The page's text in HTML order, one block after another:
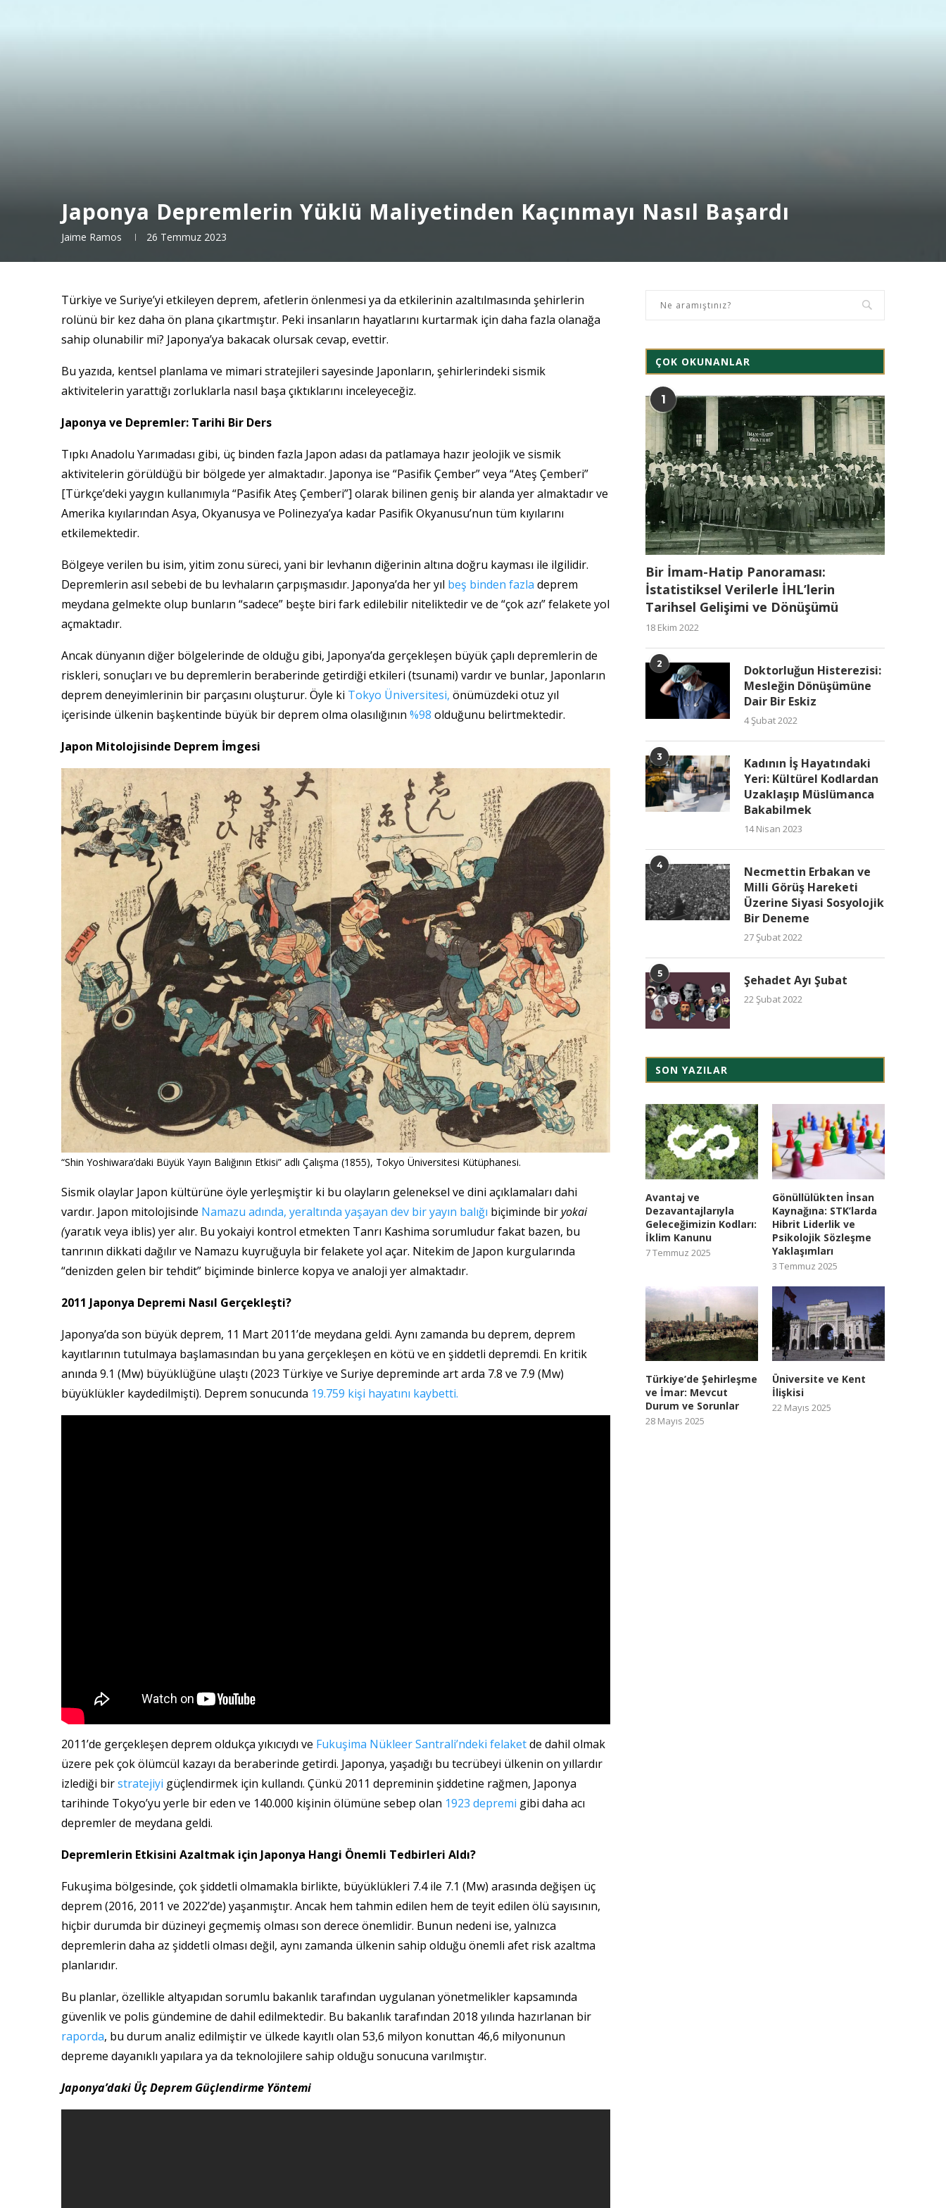
Japonya Depremlerin Yüklü Maliyetinden Kaçınmayı Nasıl Başardı
Jaime Ramos 26 Temmuz 2023
Türkiye ve Suriye’yi etkileyen deprem, afetlerin önlenmesi ya da etkilerinin azaltılmasında şehirlerin
rolünü bir kez daha ön plana çıkartmıştır. Peki insanların hayatlarını kurtarmak için daha fazla olanağa
sahip olunabilir mi? Japonya’ya bakacak olursak cevap, evettir.
Bu yazıda, kentsel planlama ve mimari stratejileri sayesinde Japonların, şehirlerindeki sismik
aktivitelerin yarattığı zorluklarla nasıl başa çıktıklarını inceleyeceğiz.
Japonya ve Depremler: Tarihi Bir Ders
Tıpkı Anadolu Yarımadası gibi, üç binden fazla Japon adası da patlamaya hazır jeolojik ve sismik
aktivitelerin görüldüğü bir bölgede yer almaktadır. Japonya ise “Pasifik Çember” veya “Ateş Çemberi”
[Türkçe’deki yaygın kullanımıyla “Pasifik Ateş Çemberi”] olarak bilinen geniş bir alanda yer almaktadır ve
Amerika kıyılarından Asya, Okyanusya ve Polinezya’ya kadar Pasifik Okyanusu’nun tüm kıyılarını
etkilemektedir.
Bölgeye verilen bu isim, yitim zonu süreci, yani bir levhanın diğerinin altına doğru kayması ile ilgilidir.
Depremlerin asıl sebebi de bu levhaların çarpışmasıdır. Japonya’da her yıl beş binden fazla deprem
meydana gelmekte olup bunların “sadece” beşte biri fark edilebilir niteliktedir ve de “çok azı” felakete yol
açmaktadır.
Ancak dünyanın diğer bölgelerinde de olduğu gibi, Japonya’da gerçekleşen büyük çaplı depremlerin de
riskleri, sonuçları ve bu depremlerin beraberinde getirdiği etkileri (tsunami) vardır ve bunlar, Japonların
deprem deneyimlerinin bir parçasını oluşturur. Öyle ki Tokyo Üniversitesi, önümüzdeki otuz yıl
içerisinde ülkenin başkentinde büyük bir deprem olma olasılığının %98 olduğunu belirtmektedir.
Japon Mitolojisinde Deprem İmgesi
“Shin Yoshiwara’daki Büyük Yayın Balığının Etkisi” adlı Çalışma (1855), Tokyo Üniversitesi Kütüphanesi.
Sismik olaylar Japon kültürüne öyle yerleşmiştir ki bu olayların geleneksel ve dini açıklamaları dahi
vardır. Japon mitolojisinde Namazu adında, yeraltında yaşayan dev bir yayın balığı biçiminde biryokai
(yaratık veya iblis) yer alır. Bu yokaiyi kontrol etmekten Tanrı Kashima sorumludur fakat bazen, bu
tanrının dikkati dağılır ve Namazu kuyruğuyla bir felakete yol açar. Nitekim de Japon kurgularında
“denizden gelen bir tehdit” biçiminde binlerce kopya ve analoji yer almaktadır.
2011 Japonya Depremi Nasıl Gerçekleşti?
Japonya’da son büyük deprem, 11 Mart 2011’de meydana geldi. Aynı zamanda bu deprem, deprem
kayıtlarının tutulmaya başlamasından bu yana gerçekleşen en kötü ve en şiddetli depremdi. En kritik
anında 9.1 (Mw) büyüklüğüne ulaştı (2023 Türkiye ve Suriye depreminde art arda 7.8 ve 7.9 (Mw)
büyüklükler kaydedilmişti). Deprem sonucunda 19.759 kişi hayatını kaybetti.
2011’de gerçekleşen deprem oldukça yıkıcıydı ve Fukuşima Nükleer Santrali’ndeki felaketde dahil olmak
üzere pek çok ölümcül kazayı da beraberinde getirdi. Japonya, yaşadığı bu tecrübeyi ülkenin on yıllardır
izlediği birstratejiyi güçlendirmek için kullandı. Çünkü 2011 depreminin şiddetine rağmen, Japonya
tarihinde Tokyo’yu yerle bir eden ve 140.000 kişinin ölümüne sebep olan 1923 depremi gibi daha acı
depremler de meydana geldi.
Depremlerin Etkisini Azaltmak için Japonya Hangi Önemli Tedbirleri Aldı?
Fukuşima bölgesinde, çok şiddetli olmamakla birlikte, büyüklükleri 7.4 ile 7.1 (Mw) arasında değişen üç
deprem (2016, 2011 ve 2022’de) yaşanmıştır. Ancak hem tahmin edilen hem de teyit edilen ölü sayısının,
hiçbir durumda bir düzineyi geçmemiş olması son derece önemlidir. Bunun nedeni ise, yalnızca
depremlerin daha az şiddetli olması değil, aynı zamanda ülkenin sahip olduğu önemli afet risk azaltma
planlarıdır.
Bu planlar, özellikle altyapıdan sorumlu bakanlık tarafından uygulanan yönetmelikler kapsamında
güvenlik ve polis gündemine de dahil edilmektedir. Bu bakanlık tarafından 2018 yılında hazırlanan bir
raporda, bu durum analiz edilmiştir ve ülkede kayıtlı olan 53,6 milyon konuttan 46,6 milyonunun
depreme dayanıklı yapılara ya da teknolojilere sahip olduğu sonucuna varılmıştır.
Japonya’daki Üç Deprem Güçlendirme Yöntemi
ÇOK OKUNANLAR
1
Bir İmam-Hatip Panoraması:
İstatistiksel Verilerle İHL’lerin
Tarihsel Gelişimi ve Dönüşümü
18 Ekim 2022
2
Doktorluğun Histerezisi:
Mesleğin Dönüşümüne
Dair Bir Eskiz
4 Şubat 2022
3
Kadının İş Hayatındaki
Yeri: Kültürel Kodlardan
Uzaklaşıp Müslümanca
Bakabilmek
14 Nisan 2023
4
Necmettin Erbakan ve
Milli Görüş Hareketi
Üzerine Siyasi Sosyolojik
Bir Deneme
27 Şubat 2022
5 Şehadet Ayı Şubat
22 Şubat 2022
SON YAZILAR
Avantaj ve
Dezavantajlarıyla
Geleceğimizin Kodları:
İklim Kanunu
7 Temmuz 2025
Gönüllülükten İnsan
Kaynağına: STK’larda
Hibrit Liderlik ve
Psikolojik Sözleşme
Yaklaşımları
3 Temmuz 2025
Türkiye’de Şehirleşme
ve İmar: Mevcut
Durum ve Sorunlar
28 Mayıs 2025
Üniversite ve Kent
İlişkisi
22 Mayıs 2025